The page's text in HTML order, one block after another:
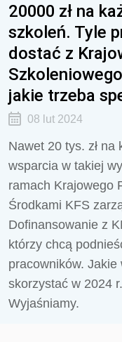
20000 zł na
szkoleń. Tyle
dostać z
jakie trzeba
08 lut 2024
Nawet 20 tys. zł
wsparcia w takiej
ramach Krajowego
Środkami KFS
Dofinansowanie z
którzy chcą
pracowników. Jakie
skorzystać w 2024
Wyjaśniamy.